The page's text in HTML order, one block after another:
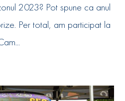
2023? Pot spune ca anul
Per total, am participat la